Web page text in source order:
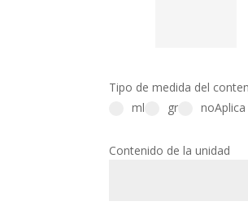
Tipo de medida del
ml
gr noAplica
Contenido de la unidad